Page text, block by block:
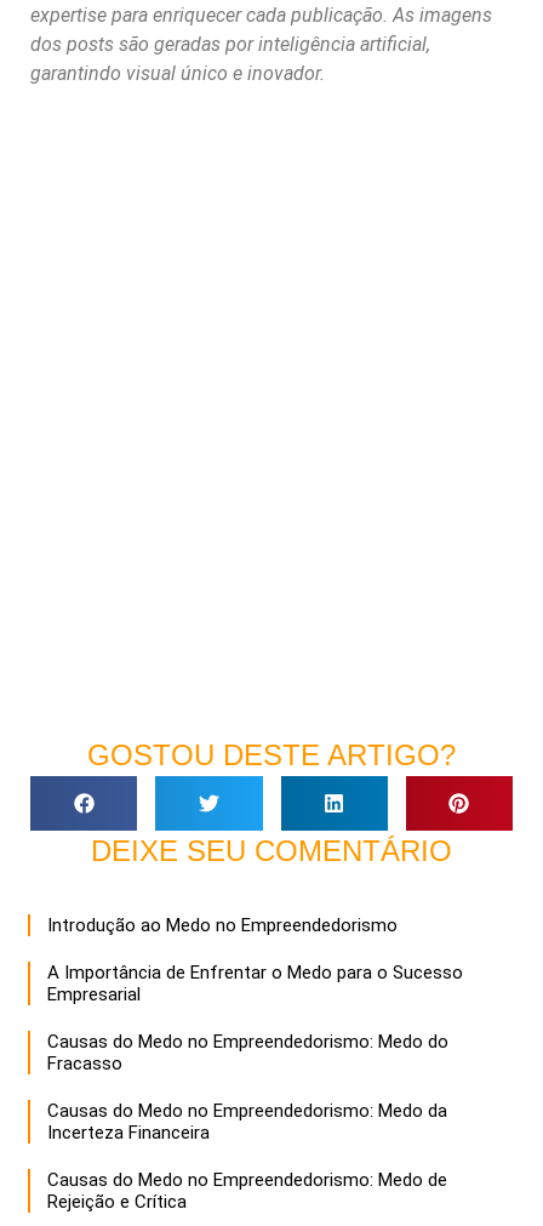
expertise para enriquecer cada publicação. As imagens
dos posts são geradas por inteligência artificial,
garantindo visual único e inovador.
GOSTOU DESTE ARTIGO?
DEIXE SEU COMENTÁRIO
Introdução ao Medo no Empreendedorismo
A Importância de Enfrentar o Medo para o Sucesso
Empresarial
Causas do Medo no Empreendedorismo: Medo do
Fracasso
Causas do Medo no Empreendedorismo: Medo da
Incerteza Financeira
Causas do Medo no Empreendedorismo: Medo de
Rejeição e Crítica